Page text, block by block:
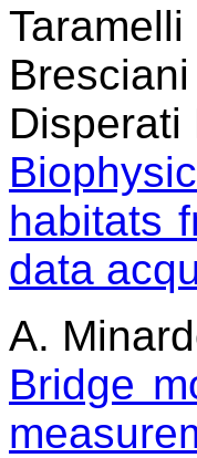
Disperati
habitats
data
A.
Bridge